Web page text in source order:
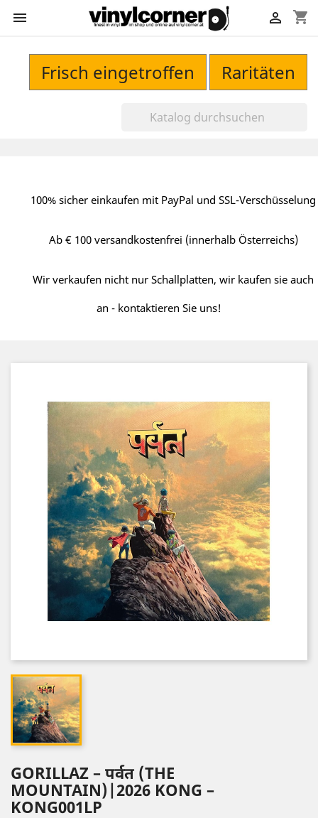
 shopping_cart

Frisch eingetroffen Raritäten
100% sicher einkaufen mit PayPal und SSL-Verschüsselung
Ab € 100 versandkostenfrei (innerhalb Österreichs)
Wir verkaufen nicht nur Schallplatten, wir kaufen sie auch
an - kontaktieren Sie uns!
GORILLAZ – पर्वत (THE
MOUNTAIN)|2026 KONG –
KONG001LP